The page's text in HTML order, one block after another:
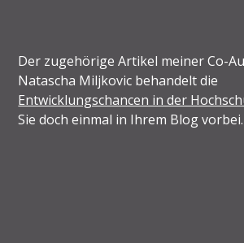
Der zugehörige Artikel meiner Co-
Natascha Miljkovic behandelt die
Entwicklungschancen in der
Sie doch einmal in Ihrem Blog vorbei.